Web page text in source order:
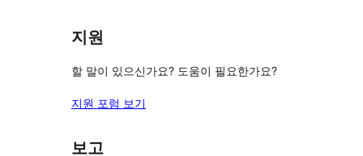
지원
할 말이 있으신가요? 도움이 필요한가요?
지원 포럼 보기
보고